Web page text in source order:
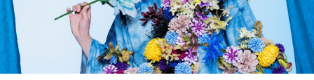
――今シーズンの登板はまだ2試合ですが、ヒットを1本も打
たれていないです。
山田「そうなんですか？ 何の意識もしていないです（笑）。
1イニングを無失点で抑える。どれだけピンチを作っても無失
をしていても成績も上がらないですし、自分としても不安を
抱えながらプレーをするのは嫌だったので、できるだけ早く
手術をして、早く復帰ができるようにというので決断しまし
た」